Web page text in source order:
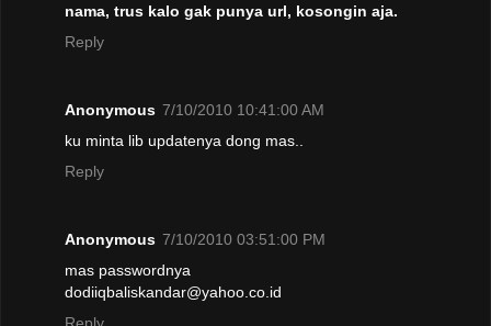
nama, trus kalo gak punya url, kosongin aja.
Reply
Anonymous 7/10/2010 10:41:00 AM
ku minta lib updatenya dong mas..
Reply
Anonymous 7/10/2010 03:51:00 PM
mas passwordnya
dodiiqbaliskandar@yahoo.co.id
Reply